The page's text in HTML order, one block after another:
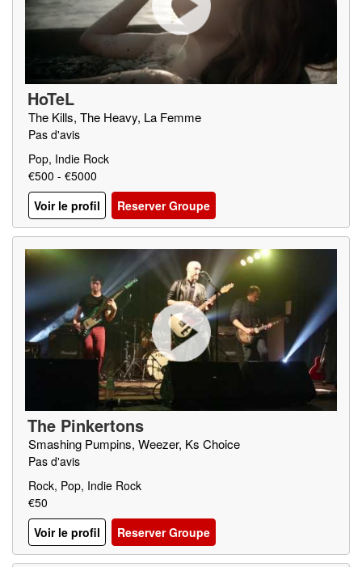
HoTeL
The Kills, The Heavy, La Femme
Pas d'avis
Pop, Indie Rock
€500 - €5000
Voir le profil
Reserver Groupe
The Pinkertons
Smashing Pumpins, Weezer, Ks Choice
Pas d'avis
Rock, Pop, Indie Rock
€50
Voir le profil
Reserver Groupe